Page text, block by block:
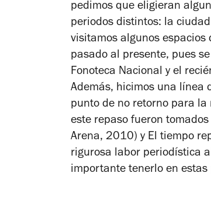
pedimos que eligieran
periodos distintos: la
visitamos algunos
pasado al presente, pues
Fonoteca Nacional y el
Además, hicimos una línea
punto de no retorno para
este repaso fueron
Arena, 2010) y El tiempo
rigurosa labor periodística
importante tenerlo en estas